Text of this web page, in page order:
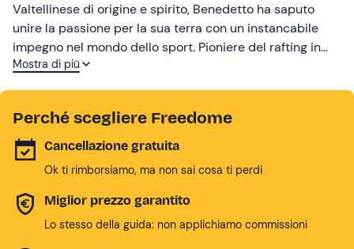
Valtellinese di origine e spirito, Benedetto ha saputo
unire la passione per la sua terra con un instancabile
impegno nel mondo dello sport. Pioniere del rafting in
Italia, ha fondato la Federazione Italiana Rafting nel 1987,
una disciplina riconosciuta e diffusa a livello nazionale,
capace di unire agonismo, avventura e inclusione. Per il
suo impegno umano e sportivo ha ricevuto prestigiosi
riconoscimenti, tra cui la Rosa Camuna di Regione
Lombardia e la Stella d’Oro al Merito Sportivo del CONI.
Mostra di più
Perché scegliere Freedome
Cancellazione gratuita
Ok ti rimborsiamo, ma non sai cosa ti perdi
Miglior prezzo garantito
Lo stesso della guida: non applichiamo commissioni